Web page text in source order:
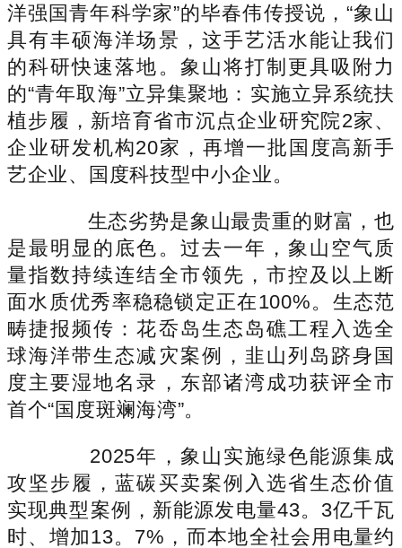
洋强国青年科学家”的毕春伟传授说，“象山
具有丰硕海洋场景，这手艺活水能让我们
的科研快速落地。象山将打制更具吸附力
的“青年取海”立异集聚地：实施立异系统扶
植步履，新培育省市沉点企业研究院2家、
企业研发机构20家，再增一批国度高新手
艺企业、国度科技型中小企业。
生态劣势是象山最贵重的财富，也
是最明显的底色。过去一年，象山空气质
量指数持续连结全市领先，市控及以上断
面水质优秀率稳稳锁定正在100%。生态范
畴捷报频传：花岙岛生态岛礁工程入选全
球海洋带生态减灾案例，韭山列岛跻身国
度主要湿地名录，东部诸湾成功获评全市
首个“国度斑斓海湾”。
2025年，象山实施绿色能源集成
攻坚步履，蓝碳买卖案例入选省生态价值
实现典型案例，新能源发电量43。3亿千瓦
时、增加13。7%，而本地全社会用电量约